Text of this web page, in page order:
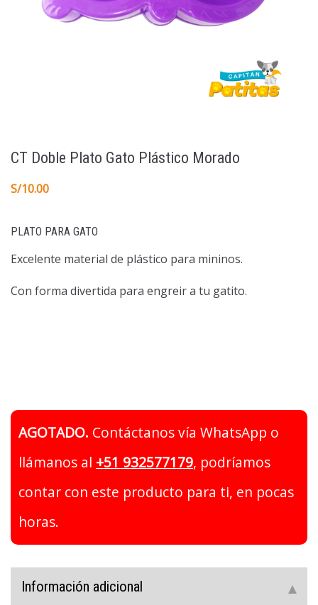
CT Doble Plato Gato Plástico Morado
S/10.00
PLATO PARA GATO
Excelente material de plástico para mininos.
Con forma divertida para engreir a tu gatito.
AGOTADO. Contáctanos vía WhatsApp o
llámanos al +51 932577179, podríamos
contar con este producto para ti, en pocas
horas.
Información adicional